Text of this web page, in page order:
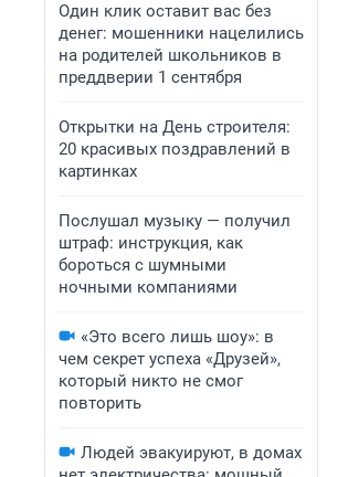
Один клик оставит вас без
денег: мошенники нацелились
на родителей школьников в
преддверии 1 сентября
Открытки на День строителя:
20 красивых поздравлений в
картинках
Послушал музыку — получил
штраф: инструкция, как
бороться с шумными
ночными компаниями
«Это всего лишь шоу»: в
чем секрет успеха «Друзей»,
который никто не смог
повторить
Людей эвакуируют, в домах